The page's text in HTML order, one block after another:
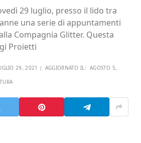
29 luglio, presso il lido tra
una serie di appuntamenti
Compagnia Glitter. Questa
Proietti
29, 2021 AGGIORNATO IL: AGOSTO 5,